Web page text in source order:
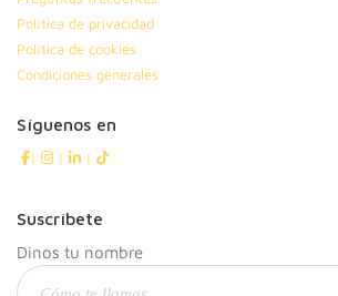
Política de privacidad
Política de cookies
Condiciones generales
Síguenos en
| | |
Suscríbete
Dinos tu nombre